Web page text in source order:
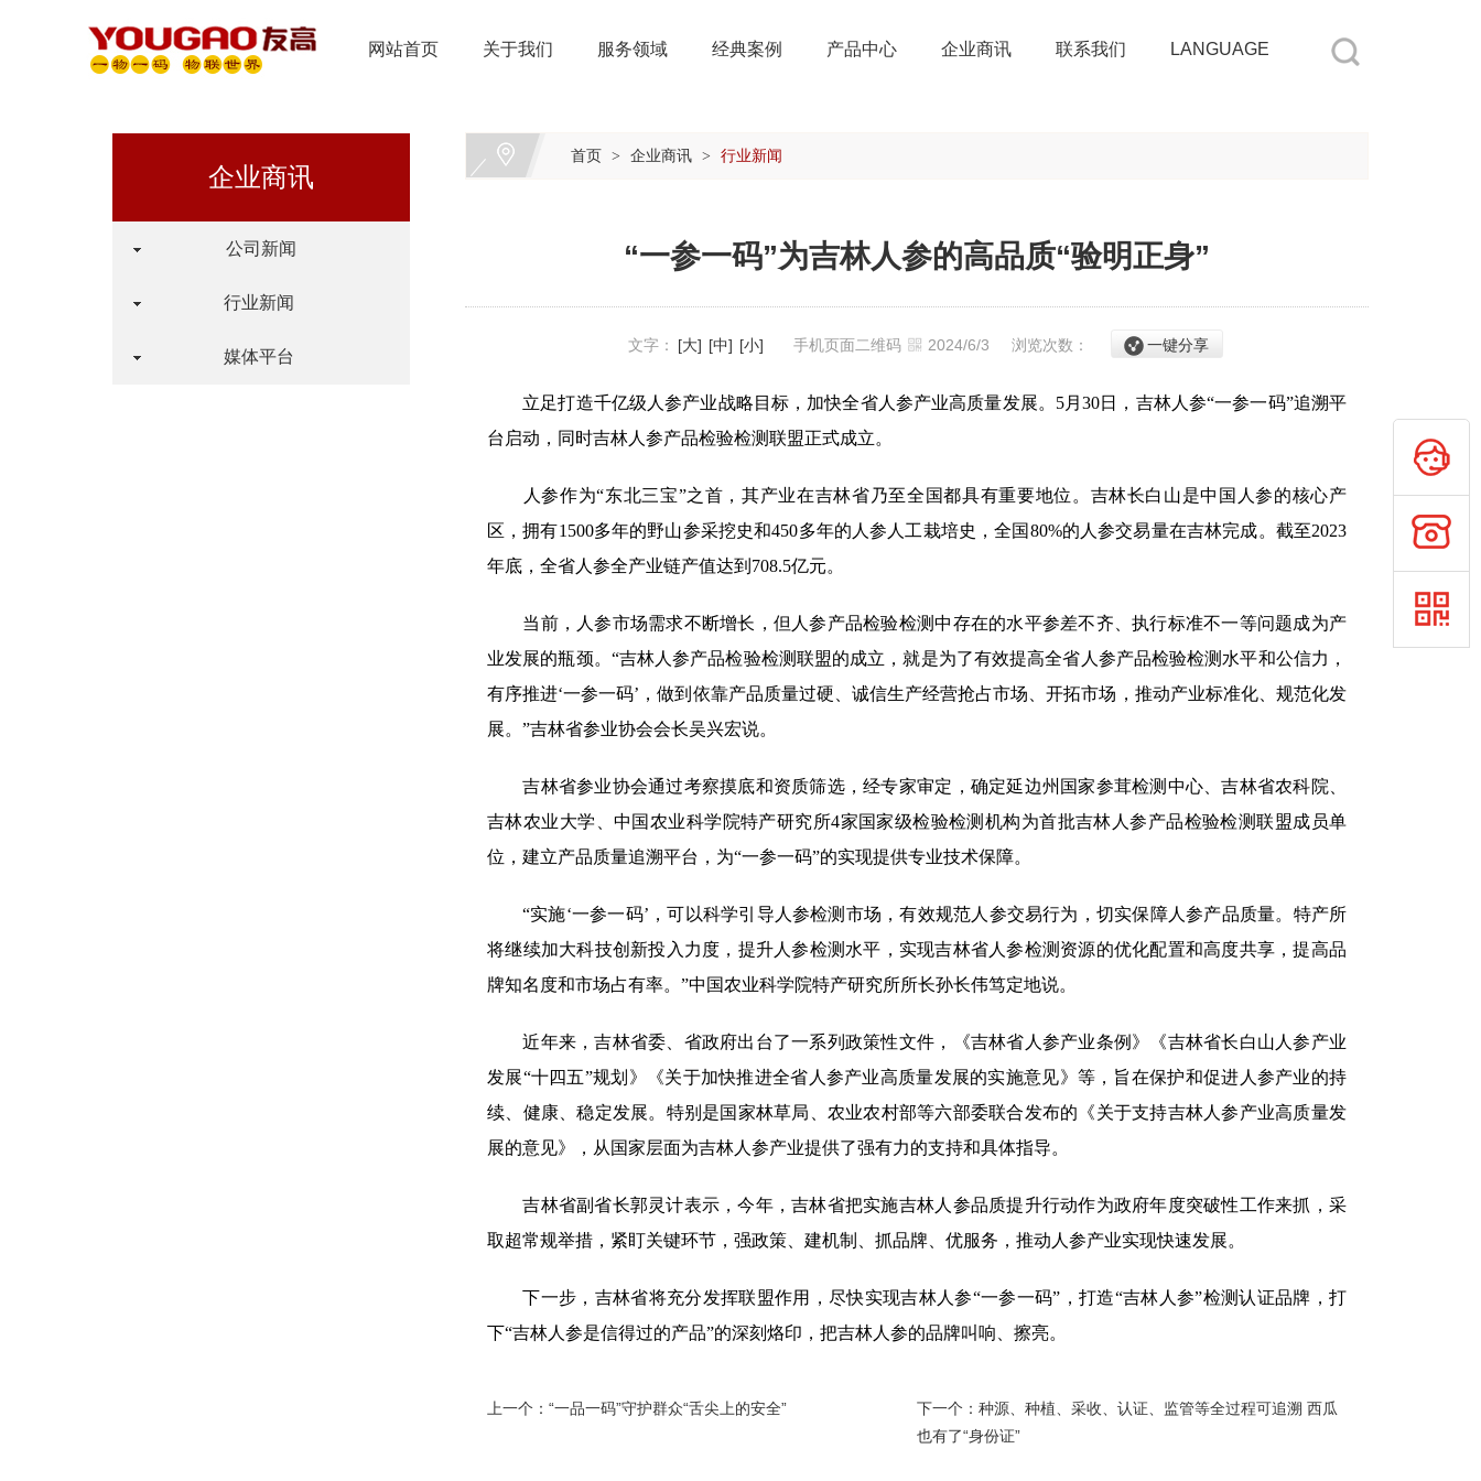
网站首页 关于我们 服务领域 经典案例 产品中心 企业商讯 联系我们 LANGUAGE
首页 > 企业商讯 > 行业新闻
企业商讯
公司新闻
行业新闻
媒体平台
“一参一码”为吉林人参的高品质“验明正身”
文字： [大] [中] [小] 手机页面二维码 2024/6/3 浏览次数： 一键分享
立足打造千亿级人参产业战略目标，加快全省人参产业高质量发展。5月30日，吉林人参“一参一码”追溯平
台启动，同时吉林人参产品检验检测联盟正式成立。
人参作为“东北三宝”之首，其产业在吉林省乃至全国都具有重要地位。吉林长白山是中国人参的核心产
区，拥有1500多年的野山参采挖史和450多年的人参人工栽培史，全国80%的人参交易量在吉林完成。截至2023
年底，全省人参全产业链产值达到708.5亿元。
当前，人参市场需求不断增长，但人参产品检验检测中存在的水平参差不齐、执行标准不一等问题成为产
业发展的瓶颈。“吉林人参产品检验检测联盟的成立，就是为了有效提高全省人参产品检验检测水平和公信力，
有序推进‘一参一码’，做到依靠产品质量过硬、诚信生产经营抢占市场、开拓市场，推动产业标准化、规范化发
展。”吉林省参业协会会长吴兴宏说。
吉林省参业协会通过考察摸底和资质筛选，经专家审定，确定延边州国家参茸检测中心、吉林省农科院、
吉林农业大学、中国农业科学院特产研究所4家国家级检验检测机构为首批吉林人参产品检验检测联盟成员单
位，建立产品质量追溯平台，为“一参一码”的实现提供专业技术保障。
“实施‘一参一码’，可以科学引导人参检测市场，有效规范人参交易行为，切实保障人参产品质量。特产所
将继续加大科技创新投入力度，提升人参检测水平，实现吉林省人参检测资源的优化配置和高度共享，提高品
牌知名度和市场占有率。”中国农业科学院特产研究所所长孙长伟笃定地说。
近年来，吉林省委、省政府出台了一系列政策性文件，《吉林省人参产业条例》《吉林省长白山人参产业
发展“十四五”规划》《关于加快推进全省人参产业高质量发展的实施意见》等，旨在保护和促进人参产业的持
续、健康、稳定发展。特别是国家林草局、农业农村部等六部委联合发布的《关于支持吉林人参产业高质量发
展的意见》，从国家层面为吉林人参产业提供了强有力的支持和具体指导。
吉林省副省长郭灵计表示，今年，吉林省把实施吉林人参品质提升行动作为政府年度突破性工作来抓，采
取超常规举措，紧盯关键环节，强政策、建机制、抓品牌、优服务，推动人参产业实现快速发展。
下一步，吉林省将充分发挥联盟作用，尽快实现吉林人参“一参一码”，打造“吉林人参”检测认证品牌，打
下“吉林人参是信得过的产品”的深刻烙印，把吉林人参的品牌叫响、擦亮。
上一个： “一品一码”守护群众“舌尖上的安全” 下一个： 种源、种植、采收、认证、监管等全过程可追溯 西瓜
也有了“身份证”